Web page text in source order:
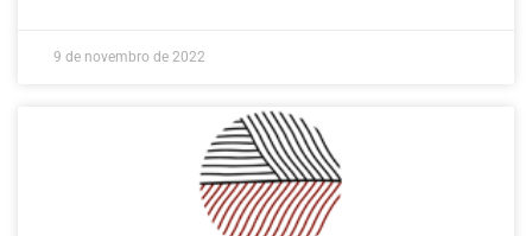
9 de novembro de 2022